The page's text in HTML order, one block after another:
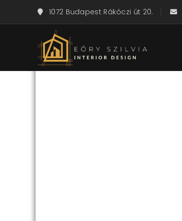
1072 Budapest Rákóczi út 20.